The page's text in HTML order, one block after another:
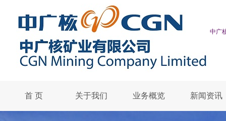
中广
首 页 关于我们 业务概览 新闻资讯